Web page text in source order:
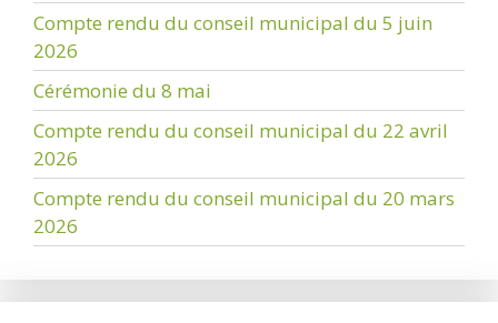
Compte rendu du conseil municipal du 5 juin
2026
Cérémonie du 8 mai
Compte rendu du conseil municipal du 22 avril
2026
Compte rendu du conseil municipal du 20 mars
2026